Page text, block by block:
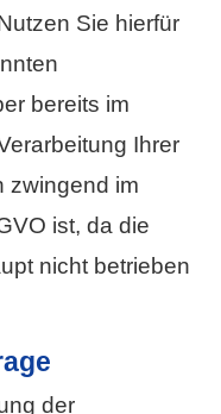
Sie hierfür
bereits im
Ihrer
zwingend im
ist, da die
nicht betrieben
der